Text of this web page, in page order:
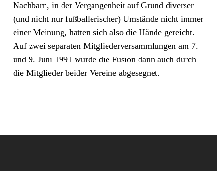
Nachbarn, in der Vergangenheit auf Grund diverser
(und nicht nur fußballerischer) Umstände nicht immer
einer Meinung, hatten sich also die Hände gereicht.
Auf zwei separaten Mitgliederversammlungen am 7.
und 9. Juni 1991 wurde die Fusion dann auch durch
die Mitglieder beider Vereine abgesegnet.